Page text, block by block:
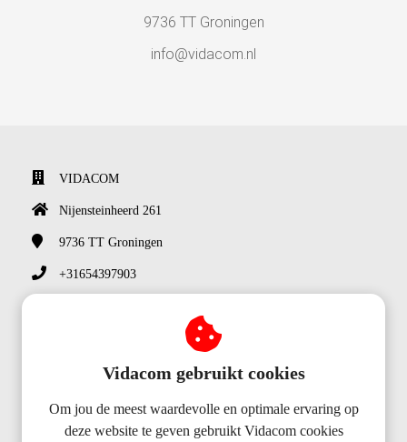
9736 TT Groningen
info@vidacom.nl
VIDACOM
Nijensteinheerd 261
9736 TT Groningen
+31654397903
KvK nummer: 72243473
Vidacom gebruikt cookies
Om jou de meest waardevolle en optimale ervaring op
deze website te geven gebruikt Vidacom cookies